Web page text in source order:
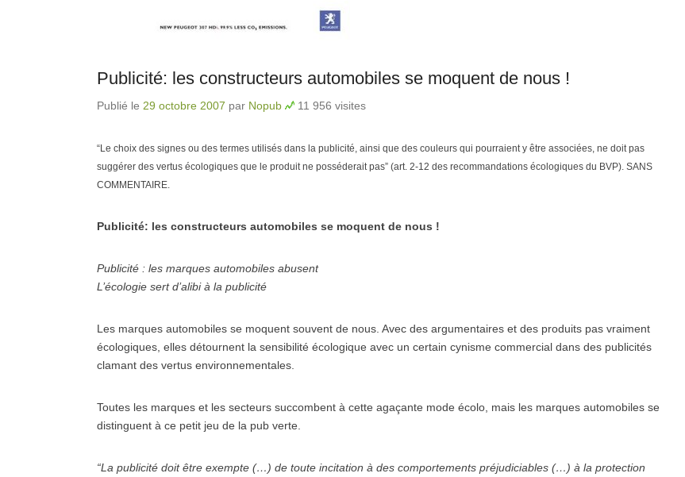
Publicité: les constructeurs automobiles se moquent de nous !
Publié le 29 octobre 2007 par Nopub 11 956 visites
“Le choix des signes ou des termes utilisés dans la publicité, ainsi que des couleurs qui pourraient y être associées, ne doit pas
suggérer des vertus écologiques que le produit ne posséderait pas” (art. 2-12 des recommandations écologiques du BVP). SANS
COMMENTAIRE.
Publicité: les constructeurs automobiles se moquent de nous !
Publicité : les marques automobiles abusent
L’écologie sert d’alibi à la publicité
Les marques automobiles se moquent souvent de nous. Avec des argumentaires et des produits pas vraiment
écologiques, elles détournent la sensibilité écologique avec un certain cynisme commercial dans des publicités
clamant des vertus environnementales.
Toutes les marques et les secteurs succombent à cette agaçante mode écolo, mais les marques automobiles se
distinguent à ce petit jeu de la pub verte.
“La publicité doit être exempte (…) de toute incitation à des comportements préjudiciables (…) à la protection